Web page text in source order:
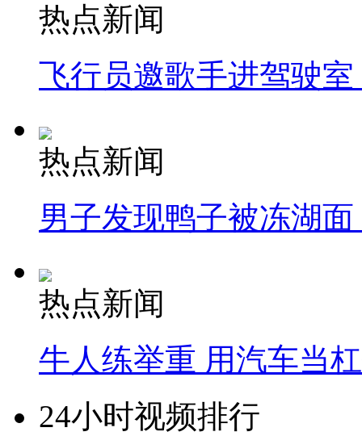
热点新闻
飞行员邀歌手进驾驶
热点新闻
男子发现鸭子被冻湖
热点新闻
牛人练举重 用汽车当
24小时视频排行